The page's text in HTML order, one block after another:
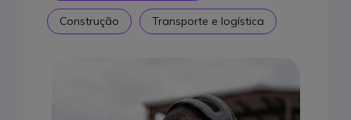
Construção Transporte e logística